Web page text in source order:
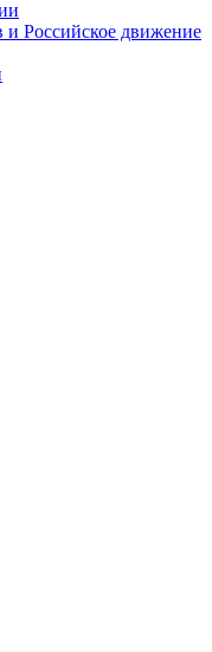
Российское движение